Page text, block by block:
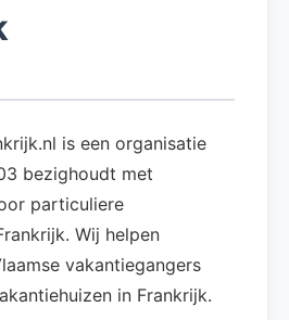
is een organisatie
bezighoudt met
particuliere
Wij helpen
vakantiegangers
in Frankrijk.